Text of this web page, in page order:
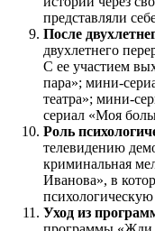
представляли
После
двухлетнего
С ее участием
пара»; мини-
театра»; мини-
сериал «Моя
Роль
телевидению
криминальная
Иванова», в
психологическую
Уход из